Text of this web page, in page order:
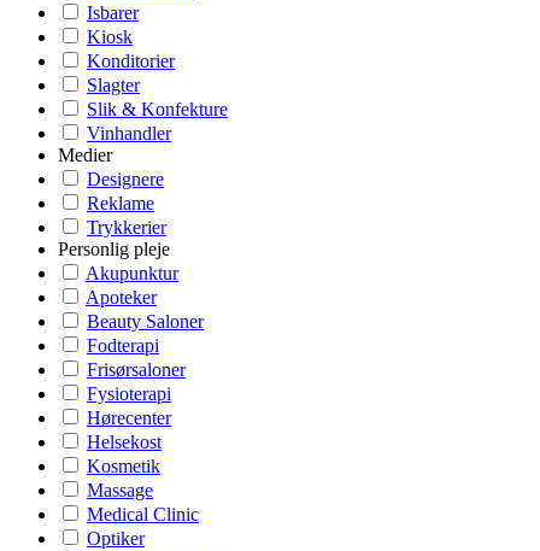
Isbarer
Kiosk
Konditorier
Slagter
Slik & Konfekture
Vinhandler
Medier
Designere
Reklame
Trykkerier
Personlig pleje
Akupunktur
Apoteker
Beauty Saloner
Fodterapi
Frisørsaloner
Fysioterapi
Hørecenter
Helsekost
Kosmetik
Massage
Medical Clinic
Optiker